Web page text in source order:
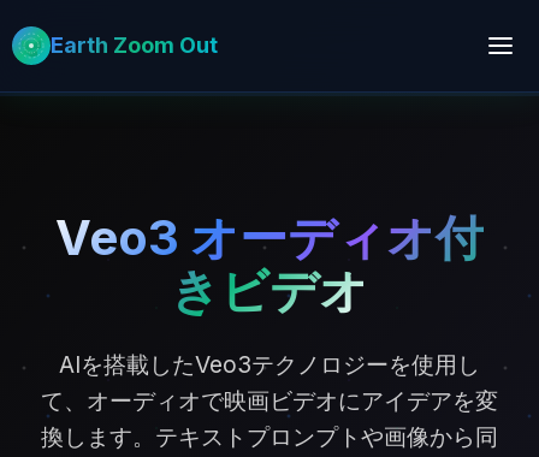
Earth Zoom Out
Veo3 オーディオ付
きビデオ
AIを搭載したVeo3テクノロジーを使用し
て、オーディオで映画ビデオにアイデアを変
換します。テキストプロンプトや画像から同